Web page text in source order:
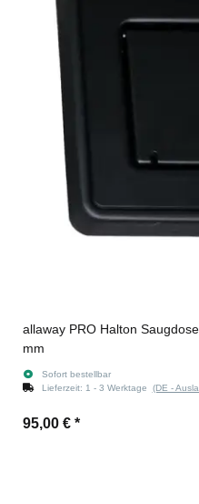
allaway PRO Halton
mm
Sofort bestellbar
Lieferzeit: 1 - 3 Werktage (DE -
95,00 € *